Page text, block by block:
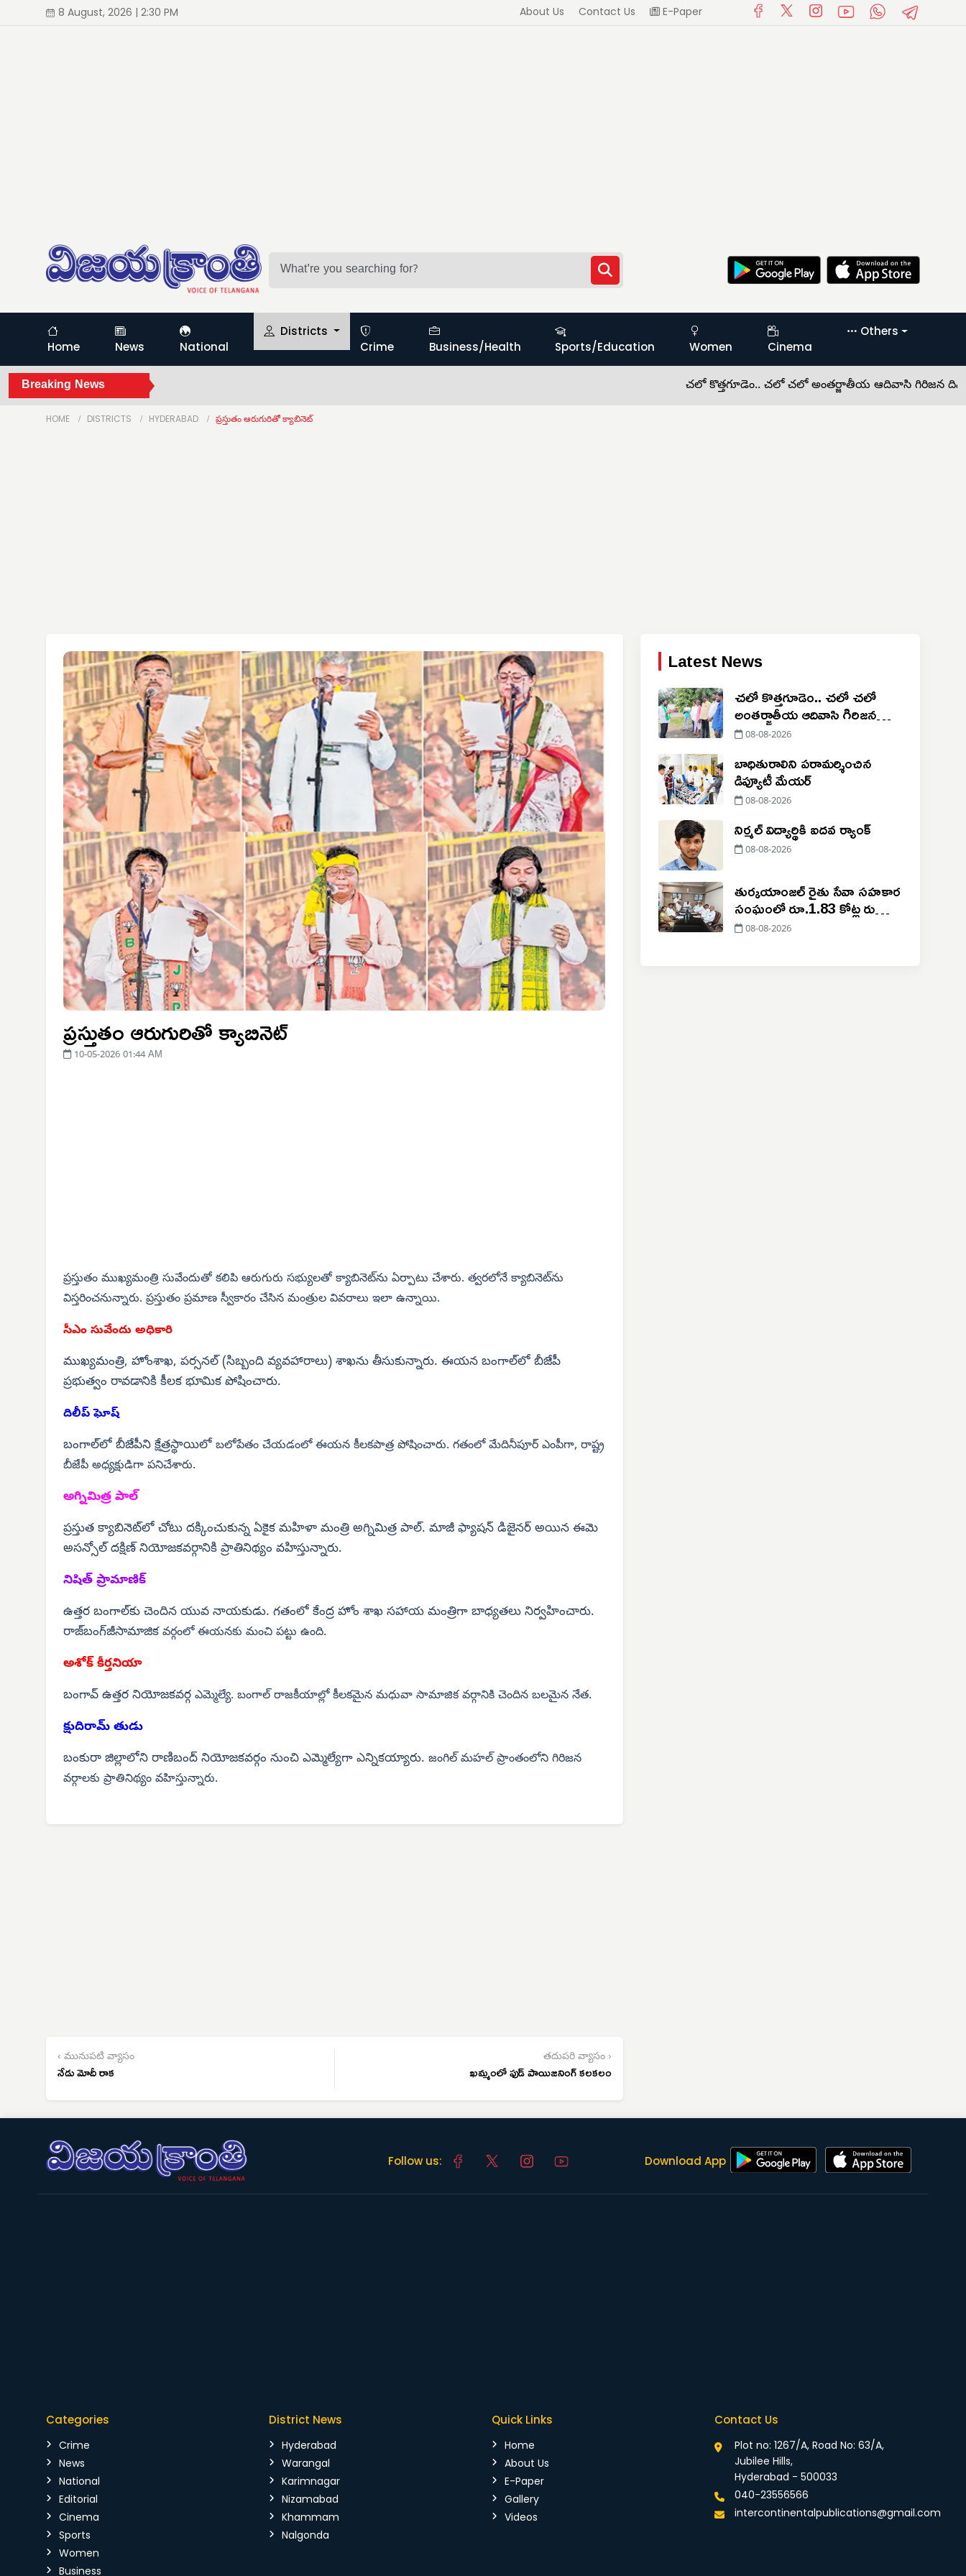
8 August, 2026 | 2:30 PM About Us Contact Us E-Paper
Home News National
Districts
Crime
Business/Health Sports/Education Women Cinema
Others
Breaking News చలో కొత్తగూడెం.. చలో చలో అంతర్జాతీయ ఆదివాసి గిరిజన దినోత్సవ
HOME DISTRICTS HYDERABAD ప్రస్తుతం ఆరుగురితో క్యాబినెట్
ప్రస్తుతం ఆరుగురితో క్యాబినెట్
10-05-2026 01:44 AM
ప్రస్తుతం ముఖ్యమంత్రి సువేందుతో కలిపి ఆరుగురు సభ్యులతో క్యాబినెట్‌ను ఏర్పాటు చేశారు. త్వరలోనే క్యాబినెట్‌ను
విస్తరించనున్నారు. ప్రస్తుతం ప్రమాణ స్వీకారం చేసిన మంత్రుల వివరాలు ఇలా ఉన్నాయి.
సీఎం సువేందు అధికారి
ముఖ్యమంత్రి, హోంశాఖ, పర్సనల్ (సిబ్బంది వ్యవహారాలు) శాఖను తీసుకున్నారు. ఈయన బంగాల్‌లో బీజేపీ
ప్రభుత్వం రావడానికి కీలక భూమిక పోషించారు.
దిలీప్ ఘోష్
బంగాల్‌లో బీజేపీని క్షేత్రస్థాయిలో బలోపేతం చేయడంలో ఈయన కీలకపాత్ర పోషించారు. గతంలో మేదినీపూర్ ఎంపీగా, రాష్ట్ర
బీజేపీ అధ్యక్షుడిగా పనిచేశారు.
అగ్నిమిత్ర పాల్
ప్రస్తుత క్యాబినెట్‌లో చోటు దక్కించుకున్న ఏకైక మహిళా మంత్రి అగ్నిమిత్ర పాల్. మాజీ ఫ్యాషన్ డిజైనర్ అయిన ఈమె
అసన్సోల్ దక్షిణ్ నియోజకవర్గానికి ప్రాతినిథ్యం వహిస్తున్నారు.
నిషిత్ ప్రామాణిక్
ఉత్తర బంగాల్‌కు చెందిన యువ నాయకుడు. గతంలో కేంద్ర హోం శాఖ సహాయ మంత్రిగా బాధ్యతలు నిర్వహించారు.
రాజ్‌బంగ్‌జీసామాజికవర్గంలో ఈయనకు మంచి పట్టు ఉంది.
అశోక్ కీర్తనియా
బంగావ్ ఉత్తర నియోజకవర్గ ఎమ్మెల్యే. బంగాల్ రాజకీయాల్లోకీలకమైన మధువా సామాజిక వర్గానికి చెందిన బలమైన నేత.
క్షుదిరామ్ తుడు
బంకురా జిల్లాలోని రాణిబంద్ నియోజకవర్గం నుంచి ఎమ్మెల్యేగా ఎన్నికయ్యారు. జంగిల్ మహల్ ప్రాంతంలోని గిరిజన
వర్గాలకు ప్రాతినిథ్యం వహిస్తున్నారు.
‹ మునుపటి వ్యాసం
నేడు మోదీ రాక
తదుపరి వ్యాసం ›
ఖమ్మంలో ఫుడ్‌ పాయిజనింగ్‌ కలకలం
Latest News
చలో కొత్తగూడెం.. చలో చలో
అంతర్జాతీయ ఆదివాసి గిరిజన
దినోత్సవ సభ
08-08-2026
బాధితురాలిని పరామర్శించిన
డిప్యూటీ మేయర్
08-08-2026
నిర్మల్ విద్యార్థికి ఐదవ ర్యాంక్
08-08-2026
తుర్కయాంజల్ రైతు సేవా సహకార
సంఘంలో రూ.1.83 కోట్ల రుణాల
మంజూరు
08-08-2026
Follow us: Download App
Categories
Crime
News
National
Editorial
Cinema
Sports
Women
Business
District News
Hyderabad
Warangal
Karimnagar
Nizamabad
Khammam
Nalgonda
Quick Links
Home
About Us
E-Paper
Gallery
Videos
Contact Us
Plot no: 1267/A, Road No: 63/A,
Jubilee Hills,
Hyderabad - 500033
040-23556566
intercontinentalpublications@gmail.com